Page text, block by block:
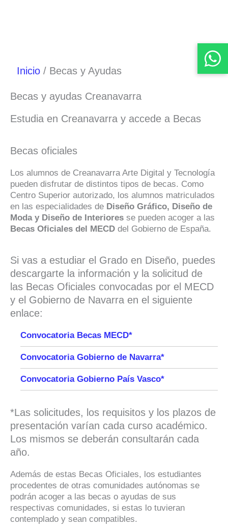
Inicio Becas y Ayudas
Becas y ayudas Creanavarra
Estudia en Creanavarra y accede a Becas
Becas oficiales
Los alumnos de Creanavarra Arte Digital y Tecnología
pueden disfrutar de distintos tipos de becas. Como
Centro Superior autorizado, los alumnos matriculados
en las especialidades de Diseño Gráfico, Diseño de
Moda y Diseño de Interiores se pueden acoger a las
Becas Oficiales del MECD del Gobierno de España.
Si vas a estudiar el Grado en Diseño, puedes
descargarte la información y la solicitud de
las Becas Oficiales convocadas por el MECD
y el Gobierno de Navarra en el siguiente
enlace:
Convocatoria Becas MECD*
Convocatoria Gobierno de Navarra*
Convocatoria Gobierno País Vasco*
*Las solicitudes, los requisitos y los plazos de
presentación varían cada curso académico.
Los mismos se deberán consultarán cada
año.
Además de estas Becas Oficiales, los estudiantes
procedentes de otras comunidades autónomas se
podrán acoger a las becas o ayudas de sus
respectivas comunidades, si estas lo tuvieran
contemplado y sean compatibles.